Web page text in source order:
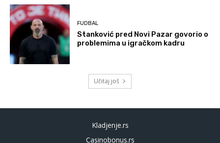
FUDBAL
Stanković pred Novi Pazar govorio o
problemima u igračkom kadru
Učitaj još
Kladjenje.rs
Casinobonus.rs